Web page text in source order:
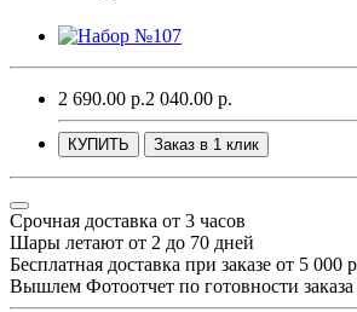
2 690.00 р.2 040.00 р.
КУПИТЬ Заказ в 1 клик
Срочная доставка от 3 часов
Шары летают от 2 до 70 дней
Бесплатная доставка при заказе от 5 000
Вышлем Фотоотчет по готовности заказа